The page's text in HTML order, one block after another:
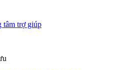
tâm trợ giúp